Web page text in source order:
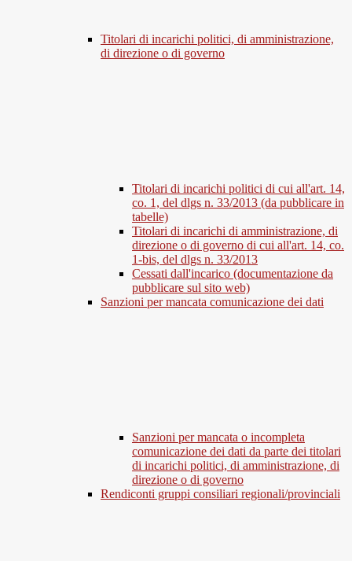
Titolari di incarichi politici, di amministrazione,
di direzione o di governo
Titolari di incarichi politici di cui all'art. 14,
co. 1, del dlgs n. 33/2013 (da pubblicare in
tabelle)
Titolari di incarichi di amministrazione, di
direzione o di governo di cui all'art. 14, co.
1-bis, del dlgs n. 33/2013
Cessati dall'incarico (documentazione da
pubblicare sul sito web)
Sanzioni per mancata comunicazione dei dati
Sanzioni per mancata o incompleta
comunicazione dei dati da parte dei titolari
di incarichi politici, di amministrazione, di
direzione o di governo
Rendiconti gruppi consiliari regionali/provinciali